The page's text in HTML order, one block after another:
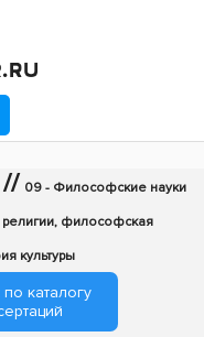
// 09 - Философские науки
философская
культуры
каталогу